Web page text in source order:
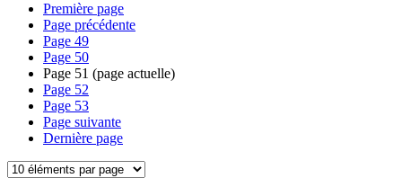
Première page
Page précédente
Page 49
Page 50
Page 51 (page actuelle)
Page 52
Page 53
Page suivante
Dernière page